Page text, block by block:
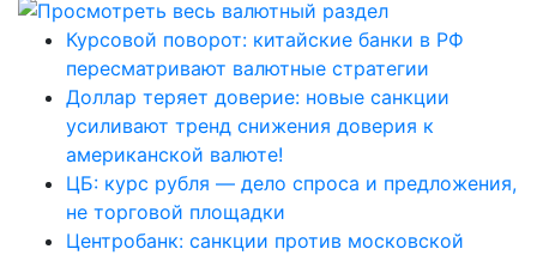
Курсовой поворот: китайские банки в РФ
пересматривают валютные стратегии
Доллар теряет доверие: новые санкции
усиливают тренд снижения доверия к
американской валюте!
ЦБ: курс рубля — дело спроса и предложения,
не торговой площадки
Центробанк: санкции против московской